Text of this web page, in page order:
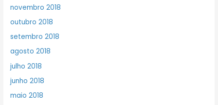
novembro 2018
outubro 2018
setembro 2018
agosto 2018
julho 2018
junho 2018
maio 2018